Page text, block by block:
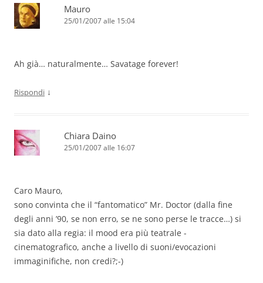
Mauro
25/01/2007 alle 15:04
Ah già… naturalmente… Savatage forever!
Rispondi ↓
Chiara Daino
25/01/2007 alle 16:07
Caro Mauro,
sono convinta che il “fantomatico” Mr. Doctor (dalla fine
degli anni ’90, se non erro, se ne sono perse le tracce…) si
sia dato alla regia: il mood era più teatrale -
cinematografico, anche a livello di suoni/evocazioni
immaginifiche, non credi?;-)